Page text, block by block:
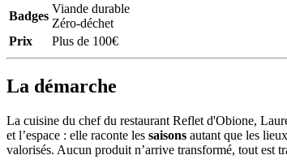
Badges
Viande durable
Zéro-déchet
Prix
Plus de 100€
La démarche
La cuisine du chef du restaurant Reflet d'Obione,
et l’espace : elle raconte les saisons autant que les
valorisés. Aucun produit n’arrive transformé, tout est